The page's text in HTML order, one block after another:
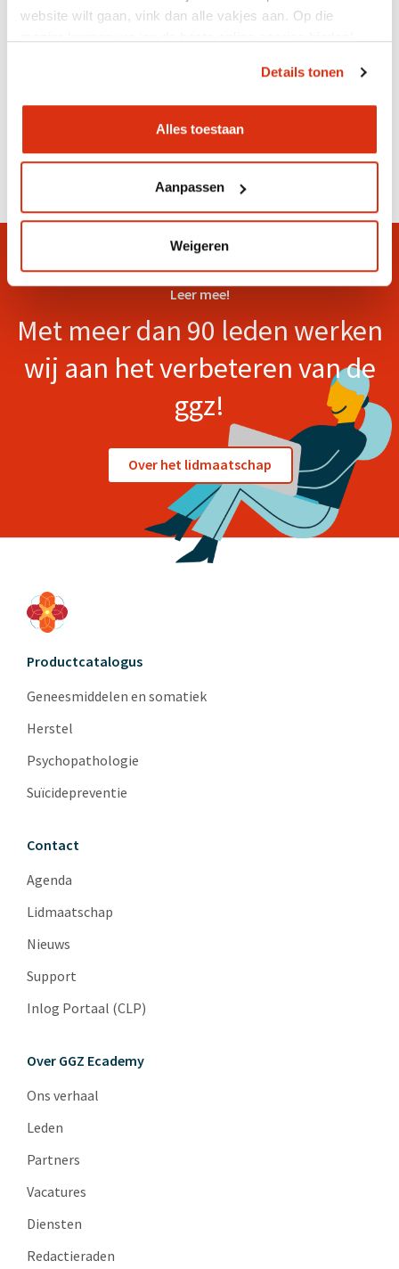
website wilt gaan, vink dan alle vakjes aan. Op die
Details tonen
Alles toestaan
Aanpassen
Weigeren
Resourcegroepen:
herstellen doe je samen
Leer mee!
Met meer dan 90 leden werken
wij aan het verbeteren van de
ggz!
Over het lidmaatschap
Productcatalogus
Geneesmiddelen en somatiek
Herstel
Psychopathologie
Suïcidepreventie
Contact
Agenda
Lidmaatschap
Nieuws
Support
Inlog Portaal (CLP)
Over GGZ Ecademy
Ons verhaal
Leden
Partners
Vacatures
Diensten
Redactieraden